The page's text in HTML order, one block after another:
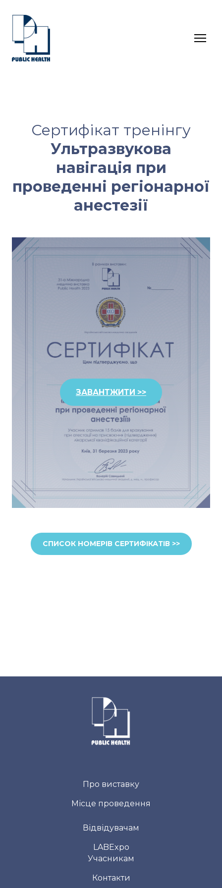
Сертифікат тренінгу
Ультразвукова
навігація при
проведенні регіонарної
анестезії
ЗАВАНТЖИТИ >>
СПИСОК НОМЕРІВ СЕРТИФІКАТІВ >>
Про виставку
Місце проведення
Відвідувачам
LABExpo
Учасникам
Контакти